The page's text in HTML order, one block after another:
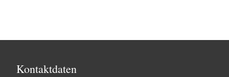
Kontaktdaten